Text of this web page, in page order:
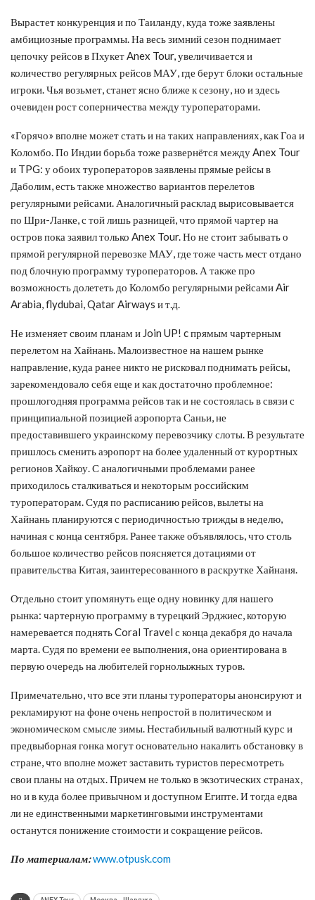
Вырастет конкуренция и по Таиланду, куда тоже заявлены
амбициозные программы. На весь зимний сезон поднимает
цепочку рейсов в Пхукет Anex Tour, увеличивается и
количество регулярных рейсов МАУ, где берут блоки остальные
игроки. Чья возьмет, станет ясно ближе к сезону, но и здесь
очевиден рост соперничества между туроператорами.
«Горячо» вполне может стать и на таких направлениях, как Гоа и
Коломбо. По Индии борьба тоже развернётся между Anex Tour
и TPG: у обоих туроператоров заявлены прямые рейсы в
Даболим, есть также множество вариантов перелетов
регулярными рейсами. Аналогичный расклад вырисовывается
по Шри-Ланке, с той лишь разницей, что прямой чартер на
остров пока заявил только Anex Tour. Но не стоит забывать о
прямой регулярной перевозке МАУ, где тоже часть мест отдано
под блочную программу туроператоров. А также про
возможность долететь до Коломбо регулярными рейсами Air
Arabia, flydubai, Qatar Airways и т.д.
Не изменяет своим планам и Join UP! c прямым чартерным
перелетом на Хайнань. Малоизвестное на нашем рынке
направление, куда ранее никто не рисковал поднимать рейсы,
зарекомендовало себя еще и как достаточно проблемное:
прошлогодняя программа рейсов так и не состоялась в связи с
принципиальной позицией аэропорта Саньи, не
предоставившего украинскому перевозчику слоты. В результате
пришлось сменить аэропорт на более удаленный от курортных
регионов Хайкоу. С аналогичными проблемами ранее
приходилось сталкиваться и некоторым российским
туроператорам. Судя по расписанию рейсов, вылеты на
Хайнань планируются с периодичностью трижды в неделю,
начиная с конца сентября. Ранее также объявлялось, что столь
большое количество рейсов поясняется дотациями от
правительства Китая, заинтересованного в раскрутке Хайнаня.
Отдельно стоит упомянуть еще одну новинку для нашего
рынка: чартерную программу в турецкий Эрджиес, которую
намеревается поднять Coral Travel с конца декабря до начала
марта. Судя по времени ее выполнения, она ориентирована в
первую очередь на любителей горнолыжных туров.
Примечательно, что все эти планы туроператоры анонсируют и
рекламируют на фоне очень непростой в политическом и
экономическом смысле зимы. Нестабильный валютный курс и
предвыборная гонка могут основательно накалить обстановку в
стране, что вполне может заставить туристов пересмотреть
свои планы на отдых. Причем не только в экзотических странах,
но и в куда более привычном и доступном Египте. И тогда едва
ли не единственными маркетинговыми инструментами
останутся понижение стоимости и сокращение рейсов.
По материалам:www.otpusk.com